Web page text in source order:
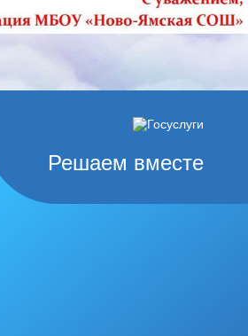
Решаем вместе